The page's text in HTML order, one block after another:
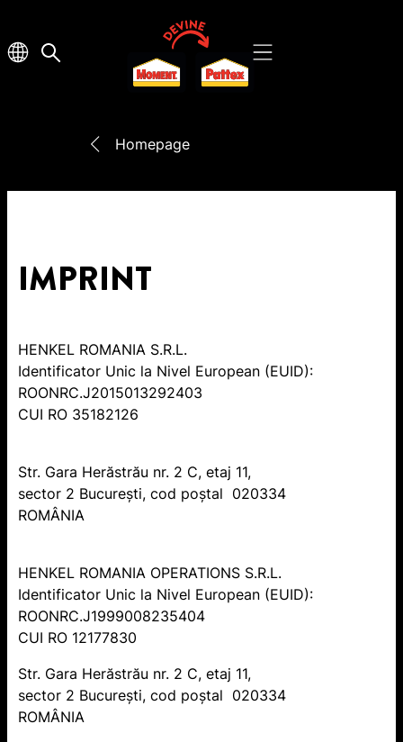
Homepage
IMPRINT
HENKEL ROMANIA S.R.L.
Identificator Unic la Nivel European (EUID):
ROONRC.J2015013292403
CUI RO 35182126
Str. Gara Herăstrău nr. 2 C, etaj 11,
sector 2 Bucureşti, cod poştal 020334
ROMÂNIA
HENKEL ROMANIA OPERATIONS S.R.L.
Identificator Unic la Nivel European (EUID):
ROONRC.J1999008235404
CUI RO 12177830
Str. Gara Herăstrău nr. 2 C, etaj 11,
sector 2 Bucureşti, cod poştal 020334
ROMÂNIA